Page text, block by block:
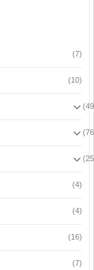
(7)
(10)
(4)
(4)
(16)
(7)